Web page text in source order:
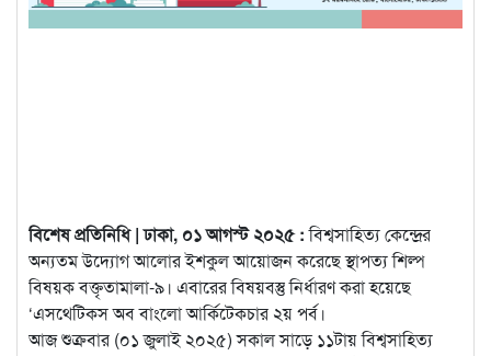
বিশেষ প্রতিনিধি | ঢাকা, ০১ আগস্ট ২০২৫ :বিশ্বসাহিত্য কেন্দ্রের
অন্যতম উদ্যোগ আলোর ইশকুল আয়োজন করেছে স্থাপত্য শিল্প
বিষয়ক বক্তৃতামালা-৯। এবারের বিষয়বস্তু নির্ধারণ করা হয়েছে
‘এসথেটিকস অব বাংলো আর্কিটেকচার ২য় পর্ব।
আজ শুক্রবার (০১ জুলাই ২০২৫) সকাল সাড়ে ১১টায় বিশ্বসাহিত্য